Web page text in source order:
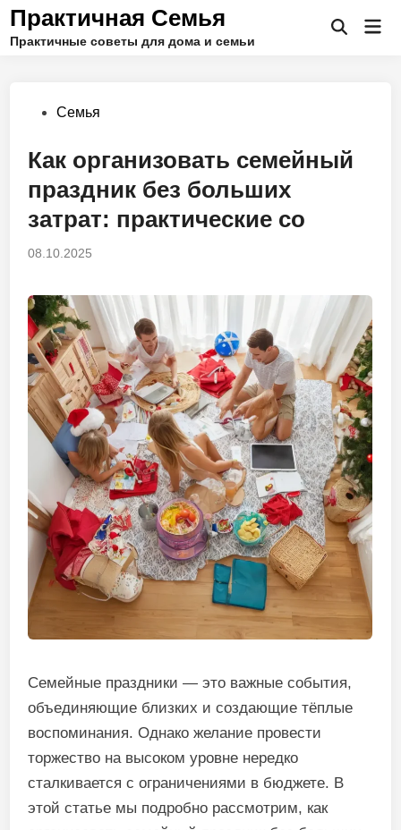
Перейти
содержимому
Практичная Семья
Практичные советы для дома и семьи
Открыть
Опубликовано
Семья
Как организовать семейный
праздник без больших
затрат: практические со
08.10.2025
Семейные праздники — это важные события,
объединяющие близких и создающие тёплые
воспоминания. Однако желание провести
торжество на высоком уровне нередко
сталкивается с ограничениями в бюджете. В
этой статье мы подробно рассмотрим, как